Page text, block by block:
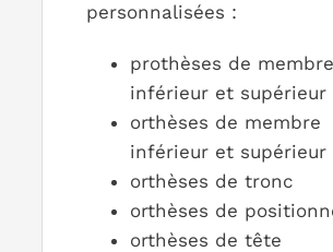
personnalisées :
prothèses de membre
inférieur et supérieur
orthèses de membre
inférieur et supérieur
orthèses de tronc
orthèses de
orthèses de tête